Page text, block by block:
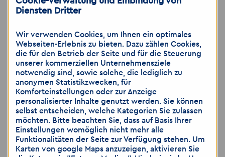
und Prozesse einzuarbeiten
willkommen
Jetzt bewerben!
Senden Sie uns Ihre Unterlagen – gern
auch als Schnellbewerbung per
Messenger.
📱Per Messenger/Anruf:0173 5980976
📧 Per Mail: bautzen@akzent-personal.de
📞Telefonisch: 03591 55744-10
Diensten Dritter
Wir verwenden Cookies, um Ihnen ein optimales
Webseiten-Erlebnis zu bieten. Dazu zählen Cookies,
die für den Betrieb der Seite und für die Steuerung
unserer kommerziellen Unternehmensziele
notwendig sind, sowie solche, die lediglich zu
anonymen Statistikzwecken, für
Komforteinstellungen oder zur Anzeige
personalisierter Inhalte genutzt werden. Sie können
selbst entscheiden, welche Kategorien Sie zulassen
möchten. Bitte beachten Sie, dass auf Basis Ihrer
Einstellungen womöglich nicht mehr alle
Funktionalitäten der Seite zur Verfügung stehen. Um
Karten von google Maps anzuzeigen, aktivieren Sie